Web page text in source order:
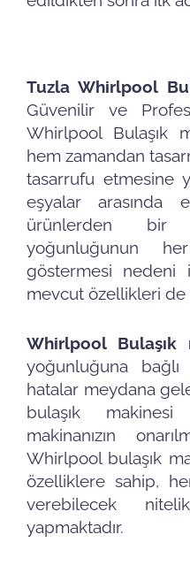
Tuzla Whirlpool
Güvenilir ve
Whirlpool Bulaşık
hem zamandan
tasarrufu etmesine
eşyalar
ürünlerden bir
yoğunluğunun
göstermesi nedeni
mevcut özellikleri
Whirlpool Bulaşık
yoğunluğuna
hatalar meydana
bulaşık
makinanızın
Whirlpool bulaşık
özelliklere sahip,
verebilecek
yapmaktadır.